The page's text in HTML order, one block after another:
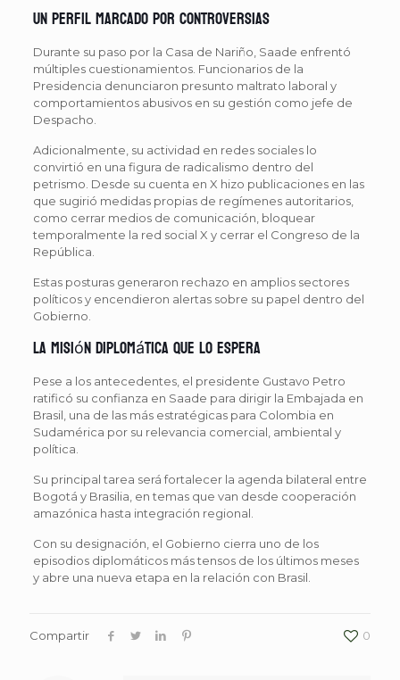
Un perfil marcado por controversias
Durante su paso por la Casa de Nariño, Saade enfrentó
múltiples cuestionamientos. Funcionarios de la
Presidencia denunciaron presunto maltrato laboral y
comportamientos abusivos en su gestión como jefe de
Despacho.
Adicionalmente, su actividad en redes sociales lo
convirtió en una figura de radicalismo dentro del
petrismo. Desde su cuenta en X hizo publicaciones en las
que sugirió medidas propias de regímenes autoritarios,
como cerrar medios de comunicación, bloquear
temporalmente la red social X y cerrar el Congreso de la
República.
Estas posturas generaron rechazo en amplios sectores
políticos y encendieron alertas sobre su papel dentro del
Gobierno.
La misión diplomática que lo espera
Pese a los antecedentes, el presidente Gustavo Petro
ratificó su confianza en Saade para dirigir la Embajada en
Brasil, una de las más estratégicas para Colombia en
Sudamérica por su relevancia comercial, ambiental y
política.
Su principal tarea será fortalecer la agenda bilateral entre
Bogotá y Brasilia, en temas que van desde cooperación
amazónica hasta integración regional.
Con su designación, el Gobierno cierra uno de los
episodios diplomáticos más tensos de los últimos meses
y abre una nueva etapa en la relación con Brasil.
Compartir 0